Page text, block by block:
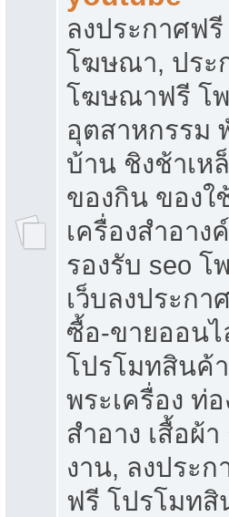
ลงประกาศฟ
โฆษณา, ประ
โฆษณาฟรี โ
อุตสาหกรรม
บ้าน ชิงช้าเห
ของกิน ของใ
เครื่องสำอา
รองรับ seo โ
เว็บลงประก
ซื้อ-ขายออน
โปรโมทสินค้
พระเครื่อง ท่อ
สำอาง เสื้อผ้
งาน, ลงประ
ฟรี โปรโมท